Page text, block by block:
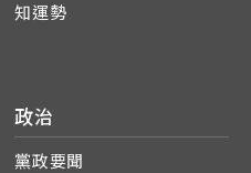
知運勢
政治
黨政要聞